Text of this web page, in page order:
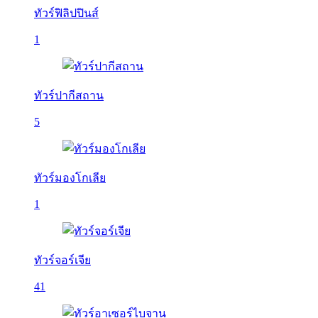
ทัวร์ฟิลิปปินส์
1
ทัวร์ปากีสถาน
5
ทัวร์มองโกเลีย
1
ทัวร์จอร์เจีย
41